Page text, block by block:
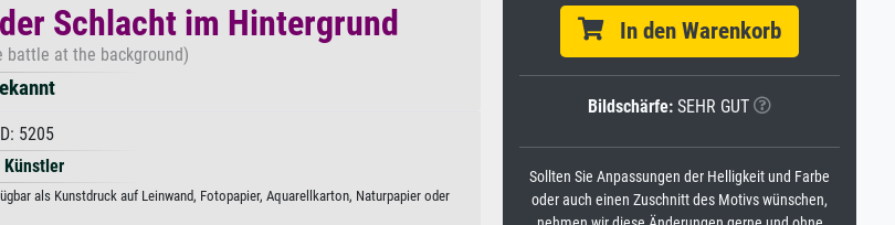
Schlacht im Hintergrund
battle at the background)
5205
als Kunstdruck auf Leinwand, Fotopapier, Aquarellkarton, Naturpapier oder
In den Warenkorb
Bildschärfe: SEHR GUT
Sollten Sie Anpassungen der Helligkeit und Farbe
oder auch einen Zuschnitt des Motivs wünschen,